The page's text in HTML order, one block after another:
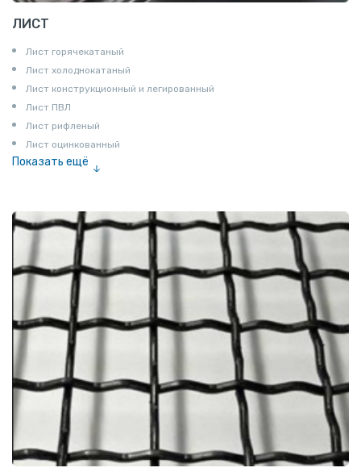
ЛИСТ
Лист горячекатаный
Лист холоднокатаный
Лист конструкционный и легированный
Лист ПВЛ
Лист рифленый
Лист оцинкованный
Показать ещё